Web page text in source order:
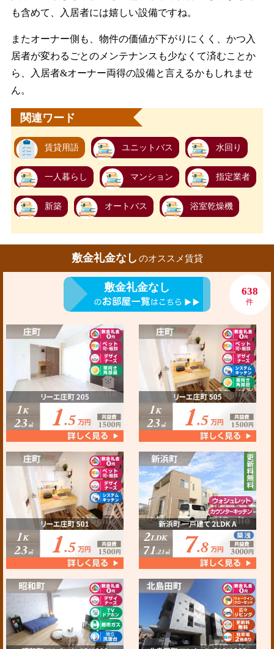
も含めて、入居者には嬉しい設備ですね。
またオーナー側も、物件の価値が下がりにくく、かつ入
居者が変わるごとのメンテナンスも少なくて済むことか
ら、入居者&オーナー両得の設備と言えるかもしれませ
ん。
関連ワード
賃貸用語 ユニットバス 水回り
一人暮らし マンション 指定業者
新築 オートバス 浴室乾燥機
敷金礼金なし のオススメ賃貸
敷金礼金なし 638
件